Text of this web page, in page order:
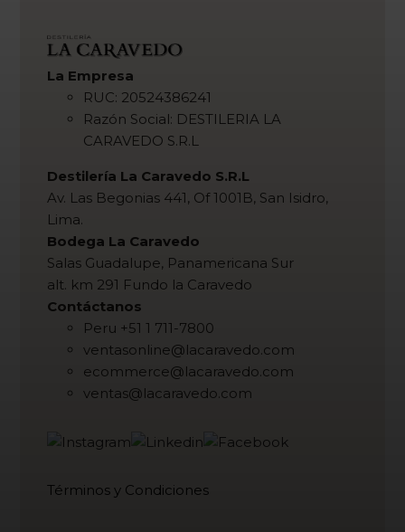
La Empresa
RUC: 20524386241
Razón Social: DESTILERIA LA
CARAVEDO S.R.L
Destilería La Caravedo S.R.L
Av. Las Begonias 441, Of 1001B, San Isidro,
Lima.
Bodega La Caravedo
Salas Guadalupe, Panamericana Sur
alt. km 291 Fundo la Caravedo
Contáctanos
Peru +51 1 711-7800
ventasonline@lacaravedo.com
ecommerce@lacaravedo.com
ventas@lacaravedo.com
Términos y Condiciones